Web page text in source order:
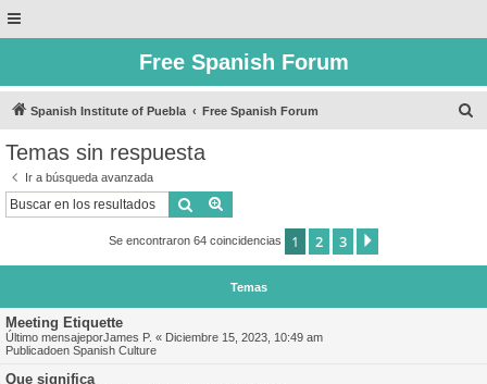
Free Spanish Forum
Spanish Institute of Puebla Free Spanish Forum
Temas sin respuesta
Ir a búsqueda avanzada
Buscar
Se encontraron 64 coincidencias 1 2 3
Temas
Meeting Etiquette
Último mensajeporJames P. « Diciembre 15, 2023, 10:49 am
Publicadoen Spanish Culture
Que significa